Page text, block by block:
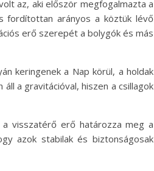
az, aki először megfogalmazta a
fordítottan arányos a köztük lévő
erő szerepét a bolygók és más
keringenek a Nap körül, a holdak
a gravitációval, hiszen a csillagok
visszatérő erő határozza meg a
azok stabilak és biztonságosak